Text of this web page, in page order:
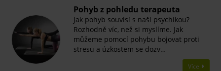
Pohyb z pohledu terapeuta
Jak pohyb souvisí s naší psychikou?
Rozhodně víc, než si myslíme. Jak
můžeme pomocí pohybu bojovat proti
stresu a úzkostem se dozv…
Více